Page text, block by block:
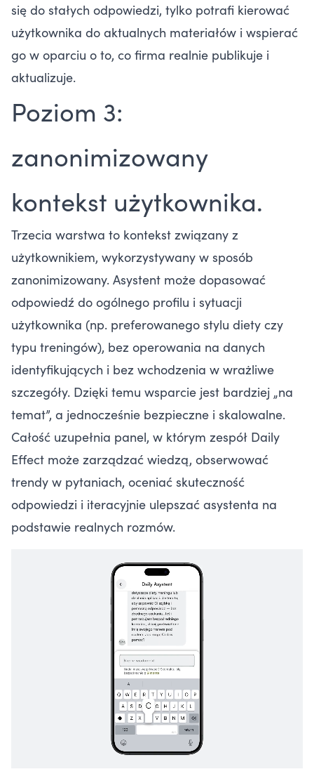
się do stałych odpowiedzi, tylko potrafi kierować
użytkownika do aktualnych materiałów i wspierać
go w oparciu o to, co firma realnie publikuje i
aktualizuje.
Poziom 3:
zanonimizowany
kontekst użytkownika.
Trzecia warstwa to kontekst związany z
użytkownikiem, wykorzystywany w sposób
zanonimizowany. Asystent może dopasować
odpowiedź do ogólnego profilu i sytuacji
użytkownika (np. preferowanego stylu diety czy
typu treningów), bez operowania na danych
identyfikujących i bez wchodzenia w wrażliwe
szczegóły. Dzięki temu wsparcie jest bardziej „na
temat”, a jednocześnie bezpieczne i skalowalne.
Całość uzupełnia panel, w którym zespół Daily
Effect może zarządzać wiedzą, obserwować
trendy w pytaniach, oceniać skuteczność
odpowiedzi i iteracyjnie ulepszać asystenta na
podstawie realnych rozmów.